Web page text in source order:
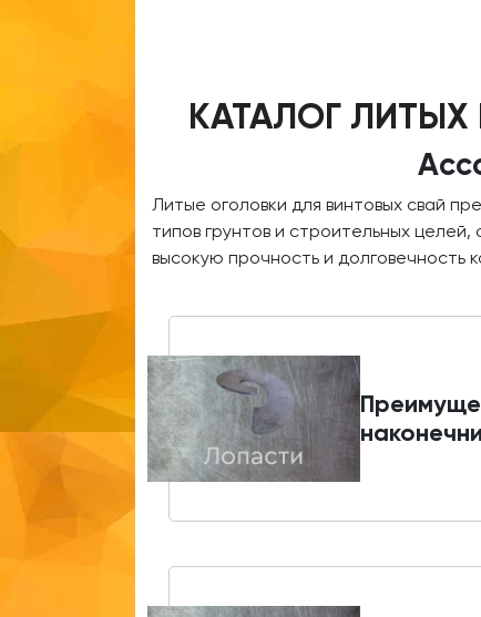
КАТАЛОГ
Литые оголовки для винтовых свай
типов грунтов и строительных
высокую прочность и долговечность